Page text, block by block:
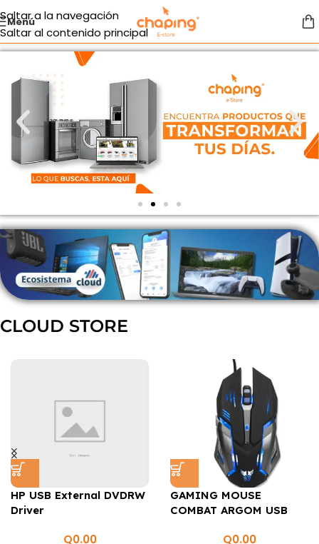
Saltar a la navegación
Saltar al contenido principal
Menú
CLOUD STORE
HP USB External DVDRW
Driver
Q0.00
GAMING MOUSE
COMBAT ARGOM USB
Q0.00